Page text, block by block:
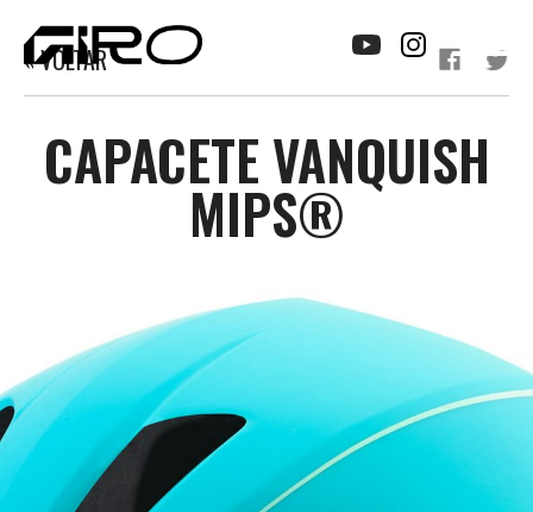
« VOLTAR
CAPACETE VANQUISH
MIPS®